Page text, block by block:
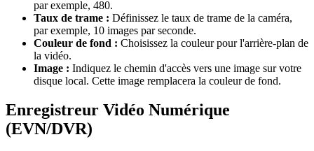
par exemple, 480.
Taux de trame : Définissez le taux de trame de la caméra,
par exemple, 10 images par seconde.
Couleur de fond : Choisissez la couleur pour l'arrière-plan de
la vidéo.
Image : Indiquez le chemin d'accès vers une image sur votre
disque local. Cette image remplacera la couleur de fond.
Enregistreur Vidéo Numérique
(EVN/DVR)